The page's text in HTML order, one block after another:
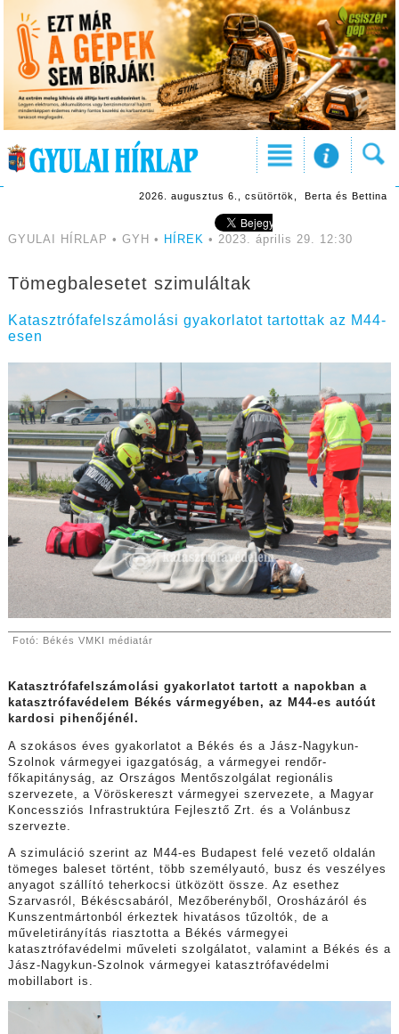
2026. augusztus 6., csütörtök, Berta és Bettina
GYULAI HÍRLAP • GYH • HÍREK • 2023. április 29. 12:30
Tömegbalesetet szimuláltak
Katasztrófafelszámolási gyakorlatot tartottak az M44-
esen
Fotó: Békés VMKI médiatár
Katasztrófafelszámolási gyakorlatot tartott a napokban a
katasztrófavédelem Békés vármegyében, az M44-es autóút
kardosi pihenőjénél.
A szokásos éves gyakorlatot a Békés és a Jász-Nagykun-
Szolnok vármegyei igazgatóság, a vármegyei rendőr-
főkapitányság, az Országos Mentőszolgálat regionális
szervezete, a Vöröskereszt vármegyei szervezete, a Magyar
Koncessziós Infrastruktúra Fejlesztő Zrt. és a Volánbusz
szervezte.
A szimuláció szerint az M44-es Budapest felé vezető oldalán
tömeges baleset történt, több személyautó, busz és veszélyes
anyagot szállító teherkocsi ütközött össze. Az esethez
Szarvasról, Békéscsabáról, Mezőberényből, Orosházáról és
Kunszentmártonból érkeztek hivatásos tűzoltók, de a
műveletirányítás riasztotta a Békés vármegyei
katasztrófavédelmi műveleti szolgálatot, valamint a Békés és a
Jász-Nagykun-Szolnok vármegyei katasztrófavédelmi
mobillabort is.